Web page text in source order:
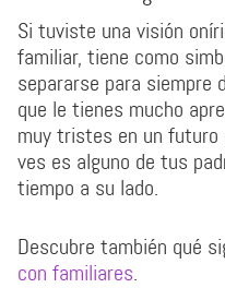
Si tuviste una visión
familiar, tiene como
separarse para siempre
que le tienes mucho
muy tristes en un futuro
ves es alguno de tus
tiempo a su lado.
Descubre también qué
con familiares.